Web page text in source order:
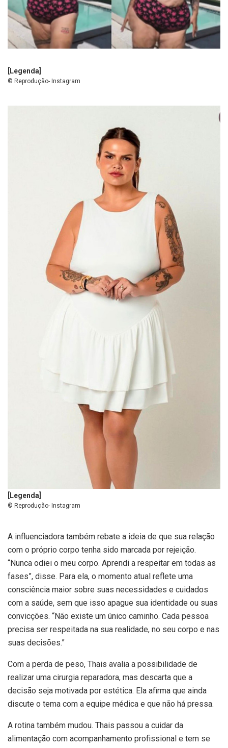
[Legenda]
© Reprodução- Instagram
[Legenda]
© Reprodução- Instagram
A influenciadora também rebate a ideia de que sua relação
com o próprio corpo tenha sido marcada por rejeição.
“Nunca odiei o meu corpo. Aprendi a respeitar em todas as
fases”, disse. Para ela, o momento atual reflete uma
consciência maior sobre suas necessidades e cuidados
com a saúde, sem que isso apague sua identidade ou suas
convicções. “Não existe um único caminho. Cada pessoa
precisa ser respeitada na sua realidade, no seu corpo e nas
suas decisões.”
Com a perda de peso, Thais avalia a possibilidade de
realizar uma cirurgia reparadora, mas descarta que a
decisão seja motivada por estética. Ela afirma que ainda
discute o tema com a equipe médica e que não há pressa.
A rotina também mudou. Thais passou a cuidar da
alimentação com acompanhamento profissional e tem se